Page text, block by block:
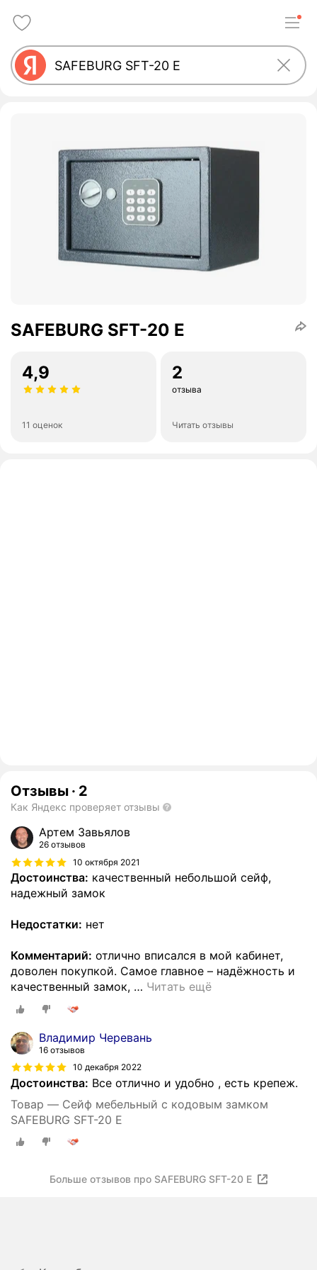
SAFEBURG SFT-20 E
4,9
11 оценок
2
отзыва
Читать отзывы
Отзывы · 2
Как Яндекс проверяет отзывы
Артем Завьялов
26 отзывов
10 октября 2021
Достоинства: качественный небольшой сейф,
надежный замок
Недостатки: нет
Комментарий: отлично вписался в мой кабинет,
доволен покупкой. Самое главное – надёжность и
качественный замок, … Читать ещё
Владимир Черевань
16 отзывов
10 декабря 2022
Достоинства: Все отлично и удобно , есть крепеж.
Товар — Сейф мебельный с кодовым замком
SAFEBURG SFT-20 E
Больше отзывов про SAFEBURG SFT-20 E